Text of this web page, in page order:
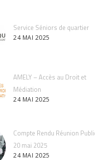
Service Séniors de quartier
24 MAI 2025
AMELY – Accès au Droit et
Médiation
24 MAI 2025
Compte Rendu Réunion
20 mai 2025
24 MAI 2025